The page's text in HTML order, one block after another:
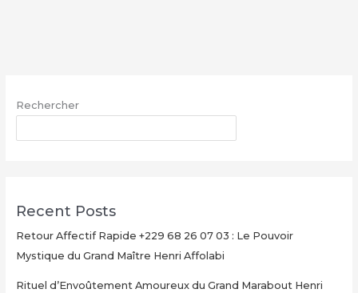
|
68260703
Rechercher
Recent Posts
Retour Affectif Rapide +229 68 26 07 03 : Le Pouvoir
Mystique du Grand Maître Henri Affolabi
Rituel d’Envoûtement Amoureux du Grand Marabout Henri